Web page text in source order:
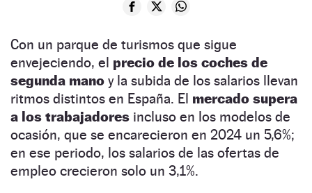
Con un parque de turismos que sigue
envejeciendo, el precio de los coches de
segunda mano y la subida de los salarios llevan
ritmos distintos en España. El mercado supera
a los trabajadores incluso en los modelos de
ocasión, que se encarecieron en 2024 un 5,6%;
en ese periodo, los salarios de las ofertas de
empleo crecieron solo un 3,1%.